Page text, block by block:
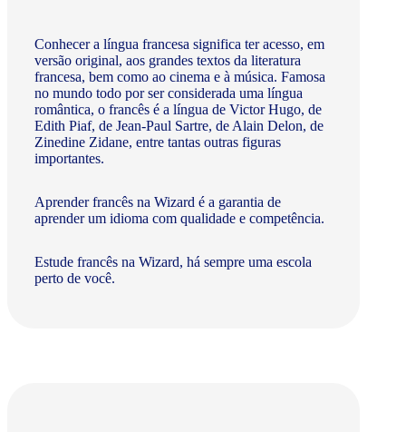
Conhecer a língua francesa significa ter acesso, em
versão original, aos grandes textos da literatura
francesa, bem como ao cinema e à música. Famosa
no mundo todo por ser considerada uma língua
romântica, o francês é a língua de Victor Hugo, de
Edith Piaf, de Jean-Paul Sartre, de Alain Delon, de
Zinedine Zidane, entre tantas outras figuras
importantes.
Aprender francês na Wizard é a garantia de
aprender um idioma com qualidade e competência.
Estude francês na Wizard, há sempre uma escola
perto de você.